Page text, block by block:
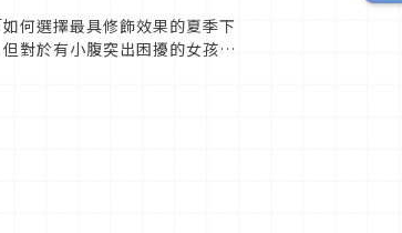
何選擇最具修飾效果的夏季下
對於有小腹突出困擾的女孩們